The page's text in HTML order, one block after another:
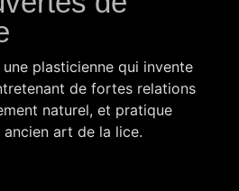
plasticienne qui invente
de fortes relations
naturel, et pratique
art de la lice.